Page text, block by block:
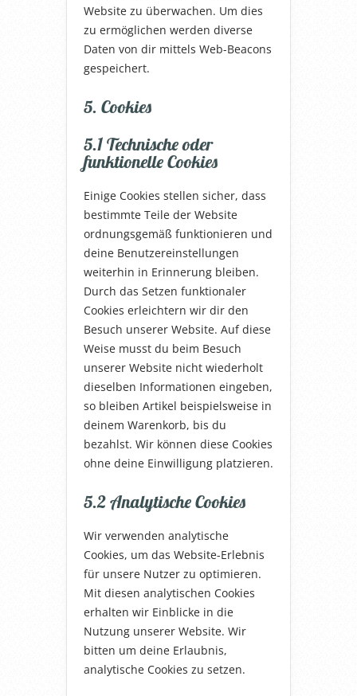
Website zu überwachen. Um dies
zu ermöglichen werden diverse
Daten von dir mittels Web-Beacons
gespeichert.
5. Cookies
5.1 Technische oder
funktionelle Cookies
Einige Cookies stellen sicher, dass
bestimmte Teile der Website
ordnungsgemäß funktionieren und
deine Benutzereinstellungen
weiterhin in Erinnerung bleiben.
Durch das Setzen funktionaler
Cookies erleichtern wir dir den
Besuch unserer Website. Auf diese
Weise musst du beim Besuch
unserer Website nicht wiederholt
dieselben Informationen eingeben,
so bleiben Artikel beispielsweise in
deinem Warenkorb, bis du
bezahlst. Wir können diese Cookies
ohne deine Einwilligung platzieren.
5.2 Analytische Cookies
Wir verwenden analytische
Cookies, um das Website-Erlebnis
für unsere Nutzer zu optimieren.
Mit diesen analytischen Cookies
erhalten wir Einblicke in die
Nutzung unserer Website. Wir
bitten um deine Erlaubnis,
analytische Cookies zu setzen.